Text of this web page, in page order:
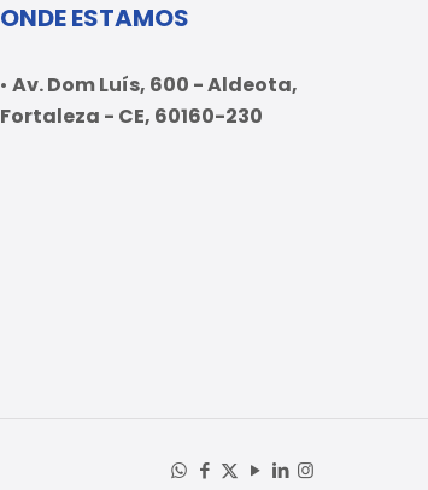
ONDE ESTAMOS
• Av. Dom Luís, 600 - Aldeota,
Fortaleza - CE, 60160-230